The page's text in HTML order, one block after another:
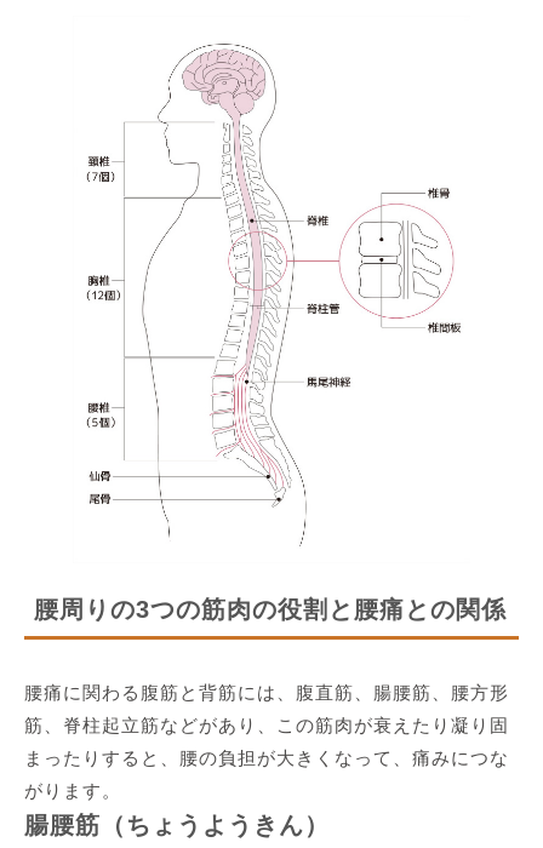
腰周りの3つの筋肉の役割と腰痛との関係
腰痛に関わる腹筋と背筋には、腹直筋、腸腰筋、腰方形
筋、脊柱起立筋などがあり、この筋肉が衰えたり凝り固
まったりすると、腰の負担が大きくなって、痛みにつな
がります。
腸腰筋（ちょうようきん）